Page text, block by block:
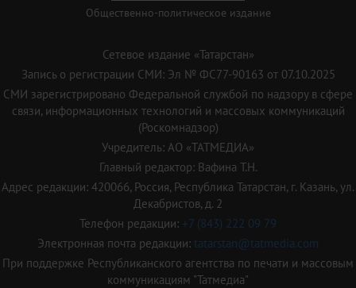
Общественно-политическое издание
Сетевое издание «Татарстан»
Запись о регистрации СМИ: Эл № ФС77-90163 от 07.10.2025
СМИ зарегистрировано Федеральной службой по надзору в сфере
связи, информационных технологий и массовых коммуникаций
(Роскомнадзор)
Учредитель: АО «ТАТМЕДИА»
Главный редактор: Вафина Т.Н.
Адрес редакции: 420066, Россия, Республика Татарстан, г. Казань, ул.
Декабристов, д. 2
Телефон редакции: +7 (843) 222 09 79
Электронная почта редакции: tatarstan@tatmedia.com
При поддержке Республиканского агентства по печати и массовым
коммуникациям "Татмедиа"